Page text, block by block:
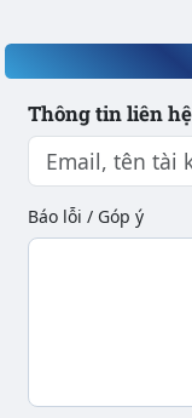
Thông tin liên
Báo lỗi / Góp ý